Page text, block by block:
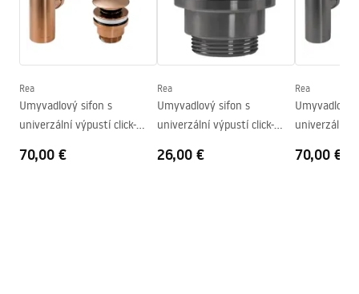
Šírka
350mm
Výška
135mm
105mm
Tvar
Otvor pre batériu
Nie
Záručné podmienky
Warranty_Terms_and_Conditions_Basins_-_5.pdf
Rea
Umyvadlový sifon s
univerzální výpustí click-
70,00 €
Rea
Umyvadlový sifon s
univerzální výpustí click-
26,00 €
Rea
Umyvadlový
univerzální
70,00 €